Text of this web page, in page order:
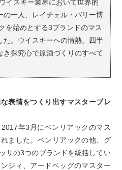
イスキー業界において世界的
の一人、レイチェル・バリー博
を始めとする3ブランドのマス
た。ウイスキーへの情熱、四半
探究心で原酒づくりのすべて
表情をつくり出すマスターブレ
年3月にベンリアックのマス
ました。ベンリアックの他、グ
サの3つのブランドを統括してい
ジィ、アードベッグのマスター